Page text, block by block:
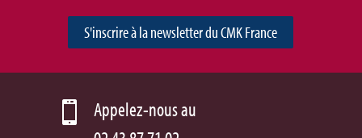
S'inscrire à la newsletter du CMK France

Appelez-nous au